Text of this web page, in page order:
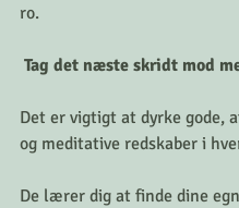
ro.
Tag det næste skridt mod
Det er vigtigt at dyrke gode,
og meditative redskaber i
De lærer dig at finde dine